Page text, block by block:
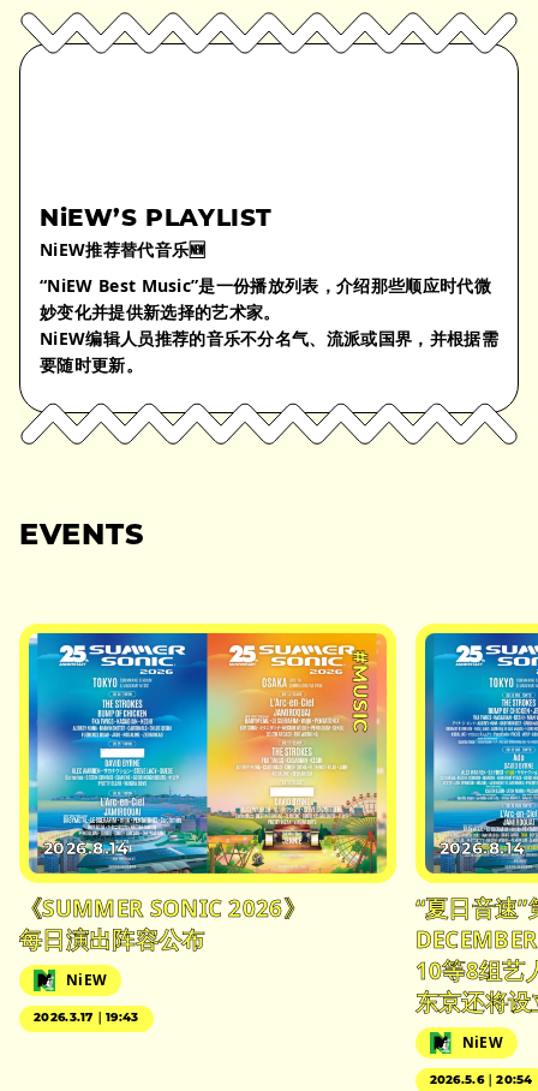
NiEW’S PLAYLIST
NiEW推荐替代音乐🆕
“NiEW Best Music”是一份播放列表，介绍那些顺应时代微
妙变化并提供新选择的艺术家。
NiEW编辑人员推荐的音乐不分名气、流派或国界，并根据需
要随时更新。
EVENTS
#MUSIC
2026.8.14
《SUMMER SONIC 2026》
每日演出阵容公布
NiEW
2026.3.17｜19:43
2026.8.14
“夏日音速
DECEMBER
10等8组艺
东京还将
NiEW
2026.5.6｜20:54